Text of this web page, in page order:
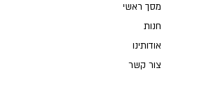
מסך ראשי
חנות
אודותינו
צור קשר